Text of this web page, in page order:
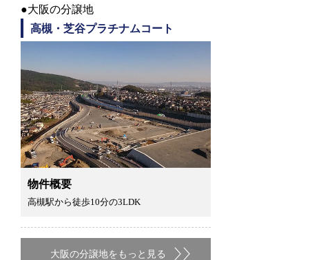
●大阪の分譲地
高槻・芝谷プラチナムコート
物件概要
高槻駅から徒歩10分の3LDK
大阪の分譲地をもっと見る